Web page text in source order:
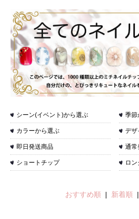
シーン(イベント)から選ぶ 季節
カラーから選ぶ デザ
即日発送商品 通常
ショートチップ ロ
おすすめ順 | 新着順